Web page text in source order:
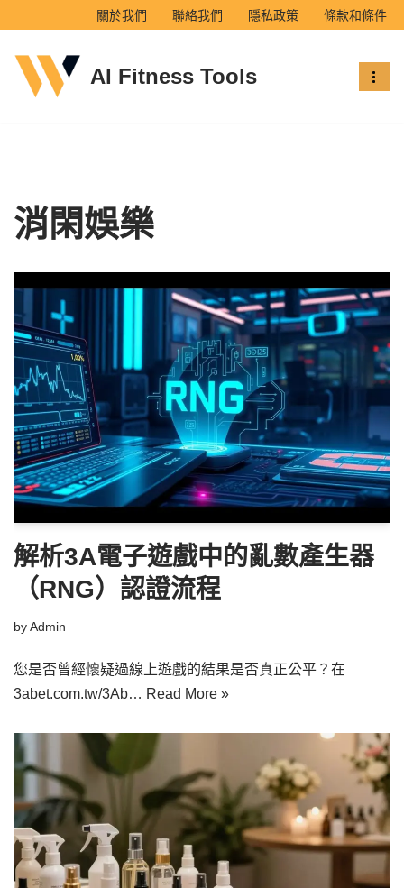
to
content
關於我們 聯絡我們 隱私政策 條款和條件
AI Fitness Tools
消閑娛樂
解析3A電子遊戲中的亂數產生器
（RNG）認證流程
byAdmin
您是否曾經懷疑過線上遊戲的結果是否真正公平？在
3abet.com.tw/3Ab… Read More »